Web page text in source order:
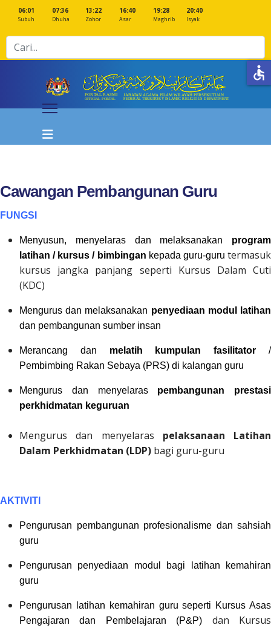
06:01
Subuh
07:36
Dhuha
13:22
Zohor
16:40
Asar
19:28
Maghrib
20:40
Isyak
Cari
Cawangan Pembangunan Guru
FUNGSI
Menyusun, menyelaras dan melaksanakan program
latihan / kursus / bimbingan kepada guru-guru termasuk
kursus jangka panjang seperti Kursus Dalam Cuti
(KDC)
Mengurus dan melaksanakan penyediaan modul latihan
dan pembangunan sumber insan
Merancang dan melatih kumpulan fasilitator /
Pembimbing Rakan Sebaya (PRS) di kalangan guru
Mengurus dan menyelaras pembangunan prestasi
perkhidmatan keguruan
Mengurus dan menyelaras pelaksanaan Latihan
Dalam Perkhidmatan (LDP) bagi guru-guru
AKTIVITI
Pengurusan pembangunan profesionalisme dan sahsiah
guru
Pengurusan penyediaan modul bagi latihan kemahiran
guru
Pengurusan latihan kemahiran guru seperti Kursus Asas
Pengajaran dan Pembelajaran (P&P)
dan Kursus
accessible